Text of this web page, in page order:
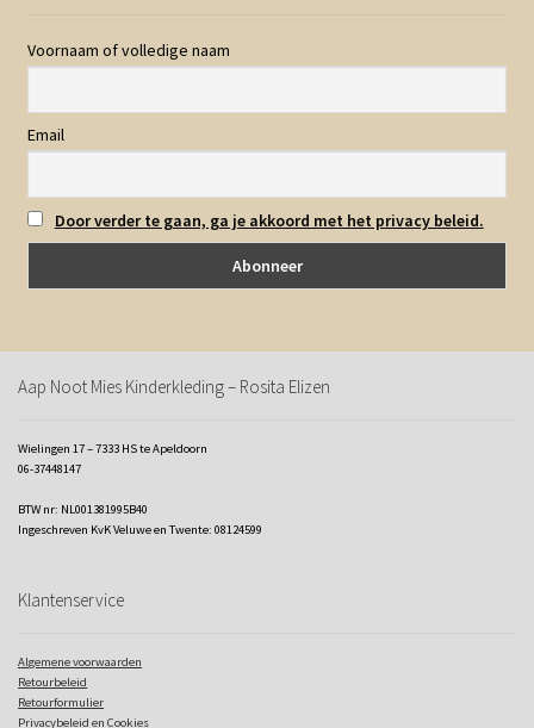
Voornaam of volledige naam
Email
Door verder te gaan, ga je akkoord met het privacy beleid.
Aap Noot Mies Kinderkleding – Rosita Elizen
Wielingen 17 – 7333 HS te Apeldoorn
06-37448147
BTW nr: NL001381995B40
Ingeschreven KvK Veluwe en Twente: 08124599
Klantenservice
Algemene voorwaarden
Retourbeleid
Retourformulier
Privacybeleid en Cookies